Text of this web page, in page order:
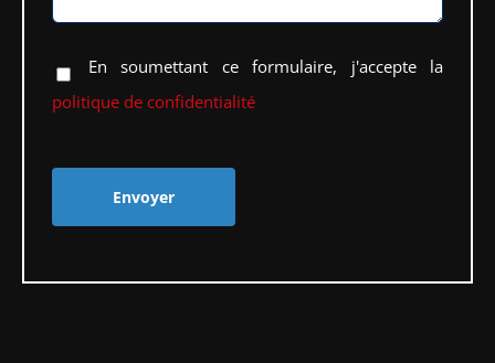
En soumettant ce formulaire, j'accepte la
politique de confidentialité